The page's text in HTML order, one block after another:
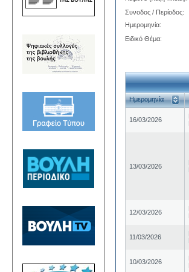
Συνοδος / Περίοδος:
Ημερομηνία:
Ειδικό Θέμα:
Ημερομηνία
16/03/2026
13/03/2026
12/03/2026
11/03/2026
10/03/2026